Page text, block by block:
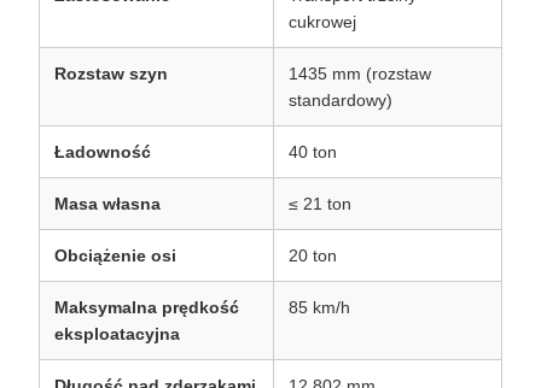
cukrowej
Rozstaw szyn
1435 mm (rozstaw
standardowy)
Ładowność 40 ton
Masa własna ≤ 21 ton
Obciążenie osi 20 ton
Maksymalna prędkość
eksploatacyjna
85 km/h